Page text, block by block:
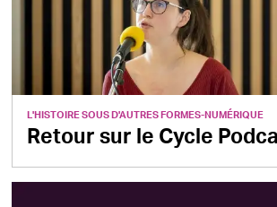
L'HISTOIRE SOUS D'AUTRES FORMES-NUMÉRIQUE
Retour sur le Cycle